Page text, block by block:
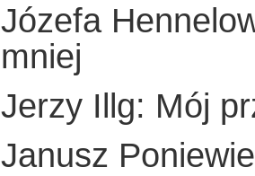
Józefa
mniej
Jerzy Illg: Mój
Janusz